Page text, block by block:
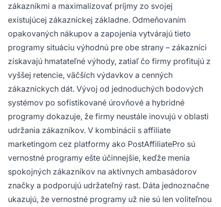
zákazníkmi a maximalizovať príjmy zo svojej
existujúcej zákazníckej základne. Odmeňovaním
opakovaných nákupov a zapojenia vytvárajú tieto
programy situáciu výhodnú pre obe strany – zákazníci
získavajú hmatateľné výhody, zatiaľ čo firmy profitujú z
vyššej retencie, väčších výdavkov a cenných
zákazníckych dát. Vývoj od jednoduchých bodových
systémov po sofistikované úrovňové a hybridné
programy dokazuje, že firmy neustále inovujú v oblasti
udržania zákazníkov. V kombinácii s affiliate
marketingom cez platformy ako PostAffiliatePro sú
vernostné programy ešte účinnejšie, keďže menia
spokojných zákazníkov na aktívnych ambasádorov
značky a podporujú udržateľný rast. Dáta jednoznačne
ukazujú, že vernostné programy už nie sú len voliteľnou